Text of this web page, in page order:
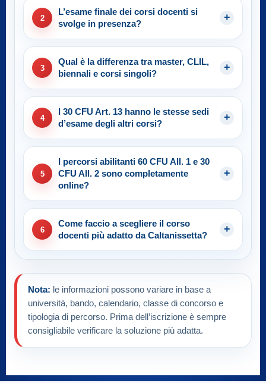
2
L’esame finale dei corsi docenti si
svolge in presenza?
3
Qual è la differenza tra master, CLIL,
biennali e corsi singoli?
4
I 30 CFU Art. 13 hanno le stesse sedi
d’esame degli altri corsi?
5
I percorsi abilitanti 60 CFU All. 1 e 30
CFU All. 2 sono completamente
online?
6
Come faccio a scegliere il corso
docenti più adatto da Caltanissetta?
Nota: le informazioni possono variare in base a
università, bando, calendario, classe di concorso e
tipologia di percorso. Prima dell’iscrizione è sempre
consigliabile verificare la soluzione più adatta.